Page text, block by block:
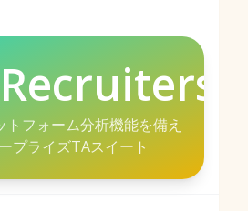
トフォーム分析機能を備え
プライズTAスイート